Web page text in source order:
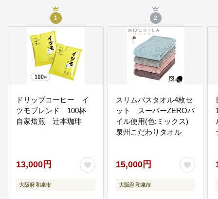
経済的理由により就学が困難な者
に対する教育の機会均等に関する
事業に活用させていただきます。
久保惣記念美術館の美術品等の取
和泉市久保惣記念美術館に所蔵す
だきます。
市長が必要と認める事業
1
ドリップコーヒー イ
ツモブレンド 100杯
自家焙煎 辻本珈琲
13,000円
大阪府 和泉市
2
スリムバスタオル4枚セ
ット スーパーZEROパ
イル使用(色:ミックス)
泉州こだわりタオル
15,000円
大阪府 和泉市